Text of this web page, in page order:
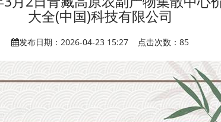
大全(中国)科技有限公司
发布日期：2026-04-23 15:27 点击次数：85